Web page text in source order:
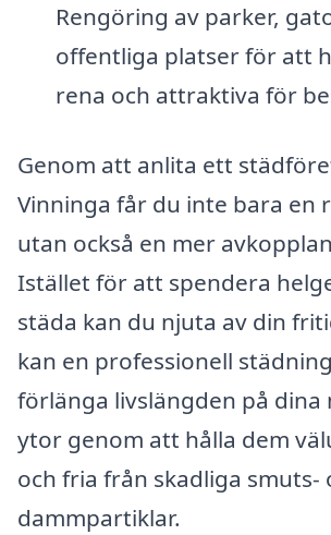
Rengöring av parker,
offentliga platser för att
rena och attraktiva för
Genom att anlita ett
Vinninga får du inte bara en
utan också en mer
Istället för att spendera
städa kan du njuta av din
kan en professionell
förlänga livslängden på dina
ytor genom att hålla dem
och fria från skadliga smuts-
dammpartiklar.